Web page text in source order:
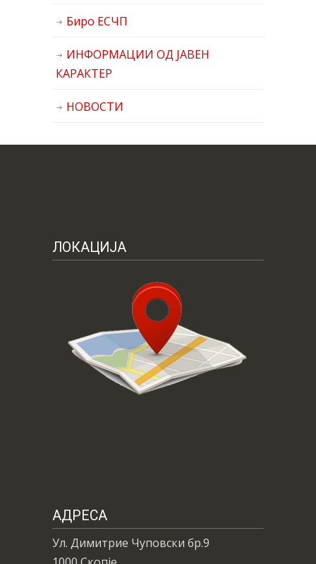
Биро ЕСЧП
ИНФОРМАЦИИ ОД ЈАВЕН
КАРАКТЕР
НОВОСТИ
ЛОКАЦИЈА
АДРЕСА
Ул. Димитрие Чуповски бр.9